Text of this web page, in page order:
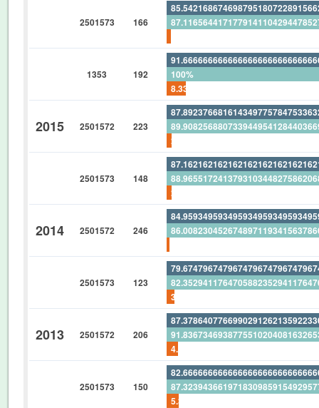
2501573 166
1353 192
100%
2015 2501572 223
2501573 148
2014 2501572 246
2501573 123
2013 2501572 206
2501573 150